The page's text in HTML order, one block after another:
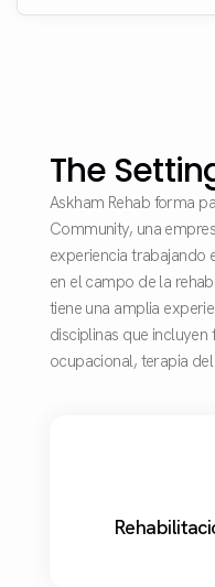
The
Askham Rehab forma
Community, una
experiencia trabajando
en el campo de la
tiene una amplia
disciplinas que
ocupacional, terapia